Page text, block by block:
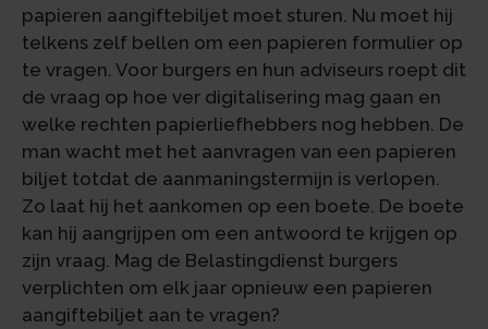
papieren aangiftebiljet moet sturen. Nu moet hij
telkens zelf bellen om een papieren formulier op
te vragen. Voor burgers en hun adviseurs roept dit
de vraag op hoe ver digitalisering mag gaan en
welke rechten papierliefhebbers nog hebben. De
man wacht met het aanvragen van een papieren
biljet totdat de aanmaningstermijn is verlopen.
Zo laat hij het aankomen op een boete. De boete
kan hij aangrijpen om een antwoord te krijgen op
zijn vraag. Mag de Belastingdienst burgers
verplichten om elk jaar opnieuw een papieren
aangiftebiljet aan te vragen?